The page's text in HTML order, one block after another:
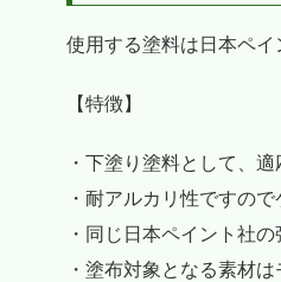
使用する塗料は日本ペイ
【特徴】
・下塗り塗料として、
・耐アルカリ性ですの
・同じ日本ペイント社
・塗布対象となる素材